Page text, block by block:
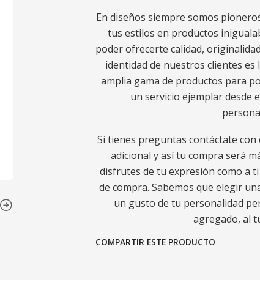
En diseños siempre somos
tus estilos en productos
poder ofrecerte calidad,
identidad de nuestros clientes
amplia gama de productos para
un servicio ejemplar desde
Si tienes preguntas contáctate
adicional y así tu compra será
disfrutes de tu expresión como a
de compra. Sabemos que elegir
un gusto de tu personalidad
agregado, al
COMPARTIR ESTE PRODUCTO